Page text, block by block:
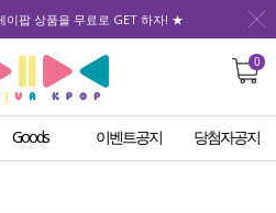
이팝 상품을 무료로 GET 하자! ★
0
Goods 이벤트공지 당첨자공지